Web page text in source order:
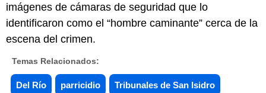
imágenes de cámaras de seguridad que lo
identificaron como el “hombre caminante” cerca de la
escena del crimen.
Temas Relacionados:
Del Río parricidio Tribunales de San Isidro